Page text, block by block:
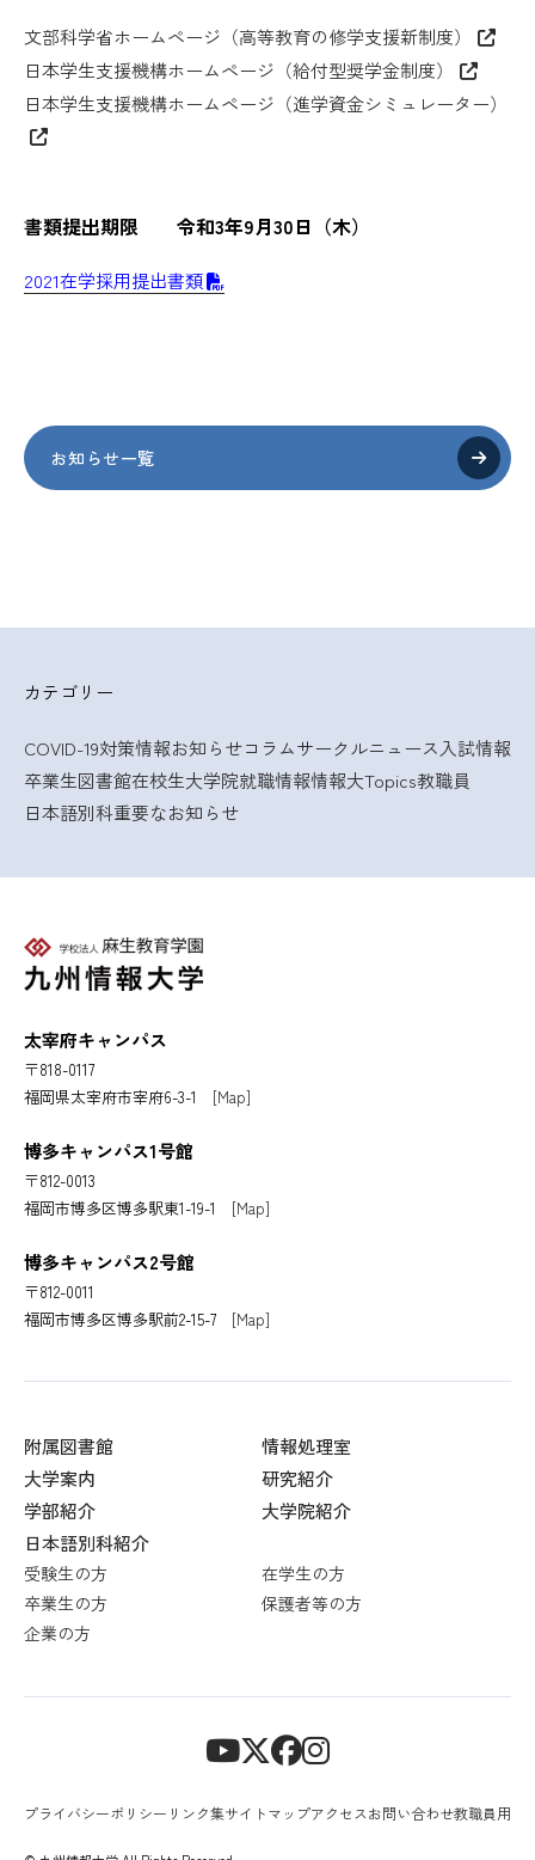
文部科学省ホームページ（高等教育の修学支援新制度）
日本学生支援機構ホームページ（給付型奨学金制度）
日本学生支援機構ホームページ（進学資金シミュレーター）
書類提出期限 令和3年9月30日（木）
2021在学採用提出書類
お知らせ一覧
カテゴリー
COVID-19対策情報お知らせコラムサークルニュース入試情報
卒業生図書館在校生大学院就職情報情報大Topics教職員
日本語別科重要なお知らせ
太宰府キャンパス
〒818-0117
福岡県太宰府市宰府6-3-1 [Map]
博多キャンパス1号館
〒812-0013
福岡市博多区博多駅東1-19-1 [Map]
博多キャンパス2号館
〒812-0011
福岡市博多区博多駅前2-15-7 [Map]
附属図書館
情報処理室
大学案内
研究紹介
学部紹介
大学院紹介
日本語別科紹介
受験生の方
在学生の方
卒業生の方
保護者等の方
企業の方
プライバシーポリシー リンク集サイトマップアクセスお問い合わせ教職員用